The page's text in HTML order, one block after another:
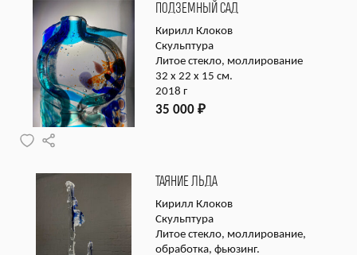
ПОДЗЕМНЫЙ САД
Кирилл Клоков
Скульптура
Литое стекло, моллирование
32 x 22 x 15 см.
2018 г
35 000 ₽
ТАЯНИЕ ЛЬДА
Кирилл Клоков
Скульптура
Литое стекло, моллирование,
обработка, фьюзинг.